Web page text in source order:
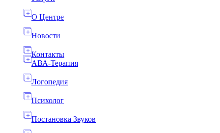
О Центре
Новости
Контакты
АВА-Терапия
Логопедия
Психолог
Постановка Звуков